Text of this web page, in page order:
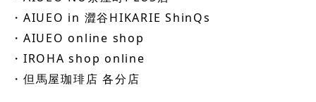
・AIUEO in 澀谷HIKARIE ShinQs
・AIUEO online shop
・IROHA shop online
・但馬屋珈琲店 各分店